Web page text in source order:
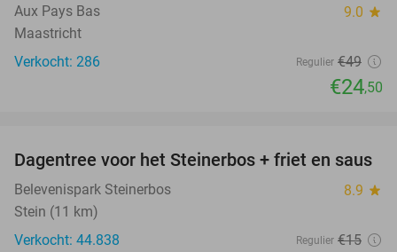
Aux Pays Bas 9.0 star
Maastricht
Verkocht: 286
Regulier €49
€24,50
37%
Dagentree voor het Steinerbos + friet en saus
Belevenispark Steinerbos 8.9 star
Stein (11 km)
Verkocht: 44.838
Regulier €15